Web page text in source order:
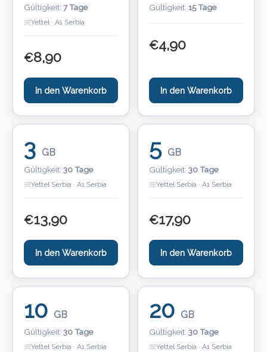
Gültigkeit: 7 Tage
Yettel · A1 Serbia
€8,90
In den Warenkorb
Gültigkeit: 15 Tage
€4,90
In den Warenkorb
3 GB
Gültigkeit: 30 Tage
Yettel Serbia · A1 Serbia
€13,90
In den Warenkorb
5 GB
Gültigkeit: 30 Tage
Yettel Serbia · A1 Serbia
€17,90
In den Warenkorb
10 GB
Gültigkeit: 30 Tage
Yettel Serbia · A1 Serbia
20 GB
Gültigkeit: 30 Tage
Yettel Serbia · A1 Serbia